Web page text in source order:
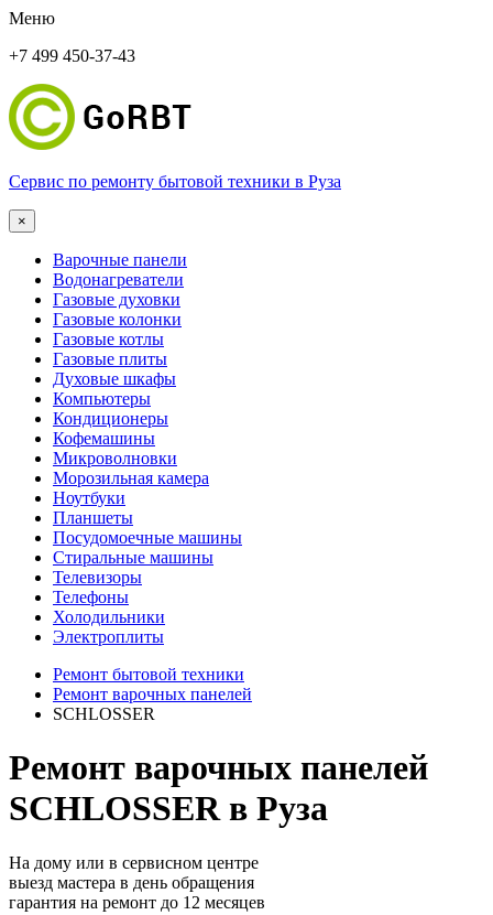
Меню
+7 499 450-37-43
Сервис по ремонту бытовой техники в Руза
×
Варочные панели
Водонагреватели
Газовые духовки
Газовые колонки
Газовые котлы
Газовые плиты
Духовые шкафы
Компьютеры
Кондиционеры
Кофемашины
Микроволновки
Морозильная камера
Ноутбуки
Планшеты
Посудомоечные машины
Стиральные машины
Телевизоры
Телефоны
Холодильники
Электроплиты
Ремонт бытовой техники
Ремонт варочных панелей
SCHLOSSER
Ремонт варочных панелей
SCHLOSSER в Руза
На дому или в сервисном центре
выезд мастера в день обращения
гарантия на ремонт до 12 месяцев